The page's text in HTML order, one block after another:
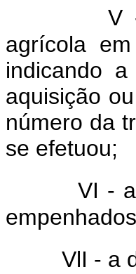
V
agrícola
indicando
aquisição
número da
se efetuou;
VI -
VlI - a